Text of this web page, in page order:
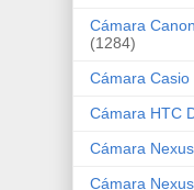
Cámara
(1284)
Cámara Casio
Cámara HTC
Cámara
Cámara